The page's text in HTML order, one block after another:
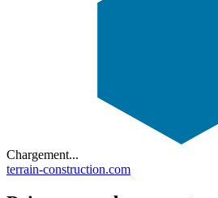
Chargement...
terrain-construction.com